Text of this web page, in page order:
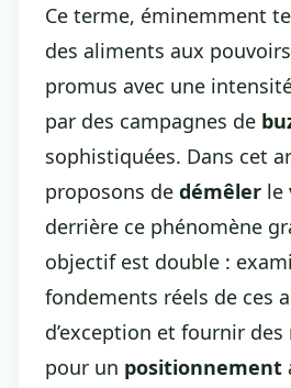
Ce terme, éminemment
des aliments aux
promus avec une
par des campagnes de
sophistiquées. Dans cet
proposons de démêler le
derrière ce phénomène
objectif est double :
fondements réels de ces
d’exception et fournir
pour un positionnement